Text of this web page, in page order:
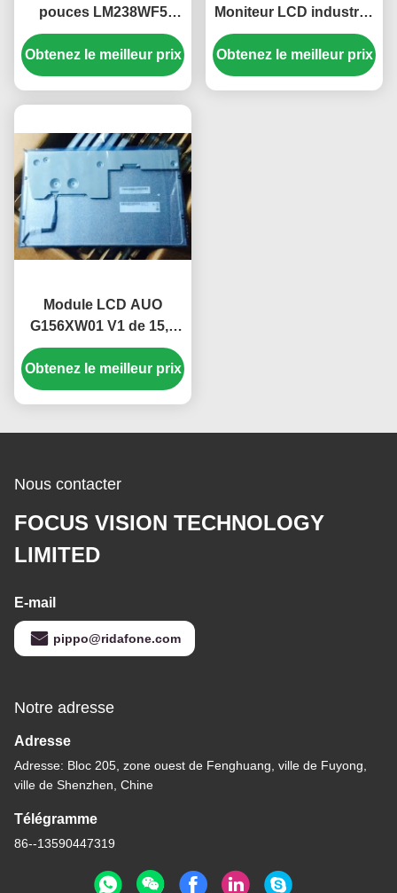
pouces LM238WF5
SSA1 FHD 250 cd/m²
Panneau d'affichage
IPS pour PC de bureau
Obtenez le meilleur prix
Moniteur LCD industriel
avec 1920 * 720 pixels et
écran LCD couleur PC
16,7M
Obtenez le meilleur prix
Module LCD AUO
G156XW01 V1 de 15,6
pouces avec 1366*768
pixels, luminosité 400
CCD M2 et durée de vie
Obtenez le meilleur prix
Nous contacter
FOCUS VISION TECHNOLOGY
LIMITED
E-mail
pippo@ridafone.com
Notre adresse
Adresse
Adresse: Bloc 205, zone ouest de Fenghuang, ville de Fuyong,
ville de Shenzhen, Chine
Télégramme
86--13590447319